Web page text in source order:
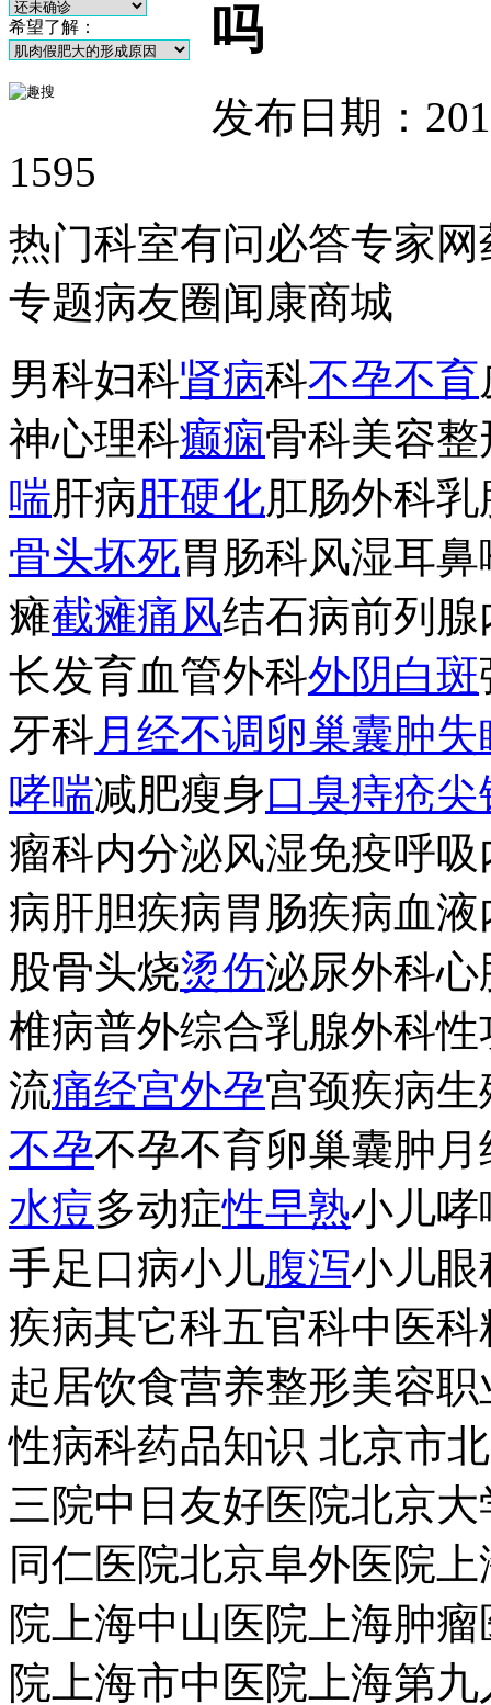
希望了解：
吗
发布日期：
1595
热门科室有问必答专家
专题病友圈闻康商城
男科妇科肾病科不孕不育
神心理科癫痫骨科美容
喘肝病肝硬化肛肠外科乳
骨头坏死胃肠科风湿耳
瘫截瘫痛风结石病前列
长发育血管外科外阴白斑
牙科月经不调 卵巢囊肿失
哮喘减肥瘦身口臭痔疮尖
瘤科内分泌风湿免疫呼
病肝胆疾病胃肠疾病血
股骨头烧烫伤泌尿外科
椎病普外综合乳腺外科
流痛经宫外孕宫颈疾病
不孕不孕不育卵巢囊肿
水痘多动症性早熟小儿哮
手足口病小儿腹泻小儿眼
疾病其它科五官科中医
起居饮食营养整形美容
性病科药品知识 北京市
三院中日友好医院北京
同仁医院北京阜外医院
院上海中山医院上海肿
院上海市中医院上海第